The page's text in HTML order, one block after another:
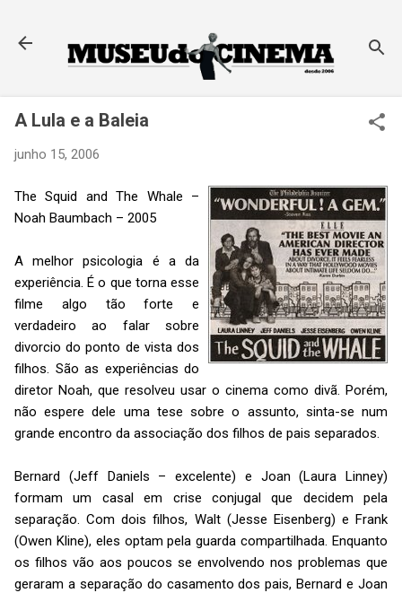
A Lula e a Baleia
junho 15, 2006
The Squid and The Whale –
Noah Baumbach – 2005
A melhor psicologia é a da
experiência. É o que torna esse
filme algo tão forte e
verdadeiro ao falar sobre
divorcio do ponto de vista dos
filhos. São as experiências do
diretor Noah, que resolveu usar o cinema como divã. Porém,
não espere dele uma tese sobre o assunto, sinta-se num
grande encontro da associação dos filhos de pais separados.
Bernard (Jeff Daniels – excelente) e Joan (Laura Linney)
formam um casal em crise conjugal que decidem pela
separação. Com dois filhos, Walt (Jesse Eisenberg) e Frank
(Owen Kline), eles optam pela guarda compartilhada. Enquanto
os filhos vão aos poucos se envolvendo nos problemas que
geraram a separação do casamento dos pais, Bernard e Joan